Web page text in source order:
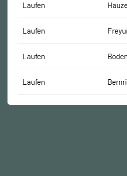
Laufen
Laufen
Laufen
Laufen